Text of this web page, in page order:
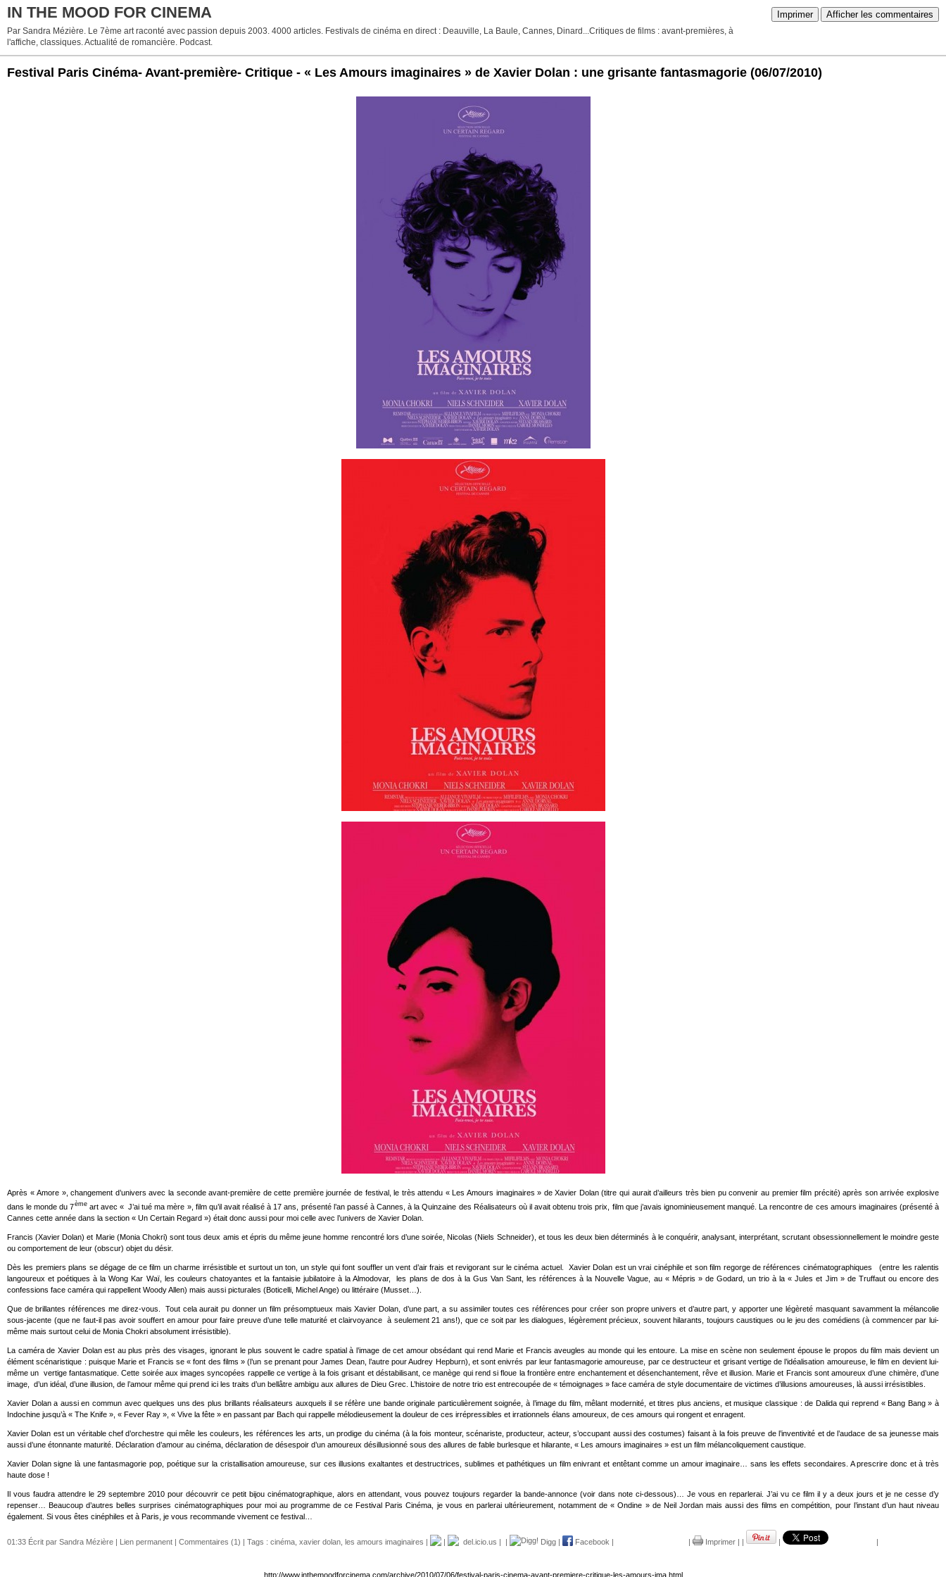
Imprimer Afficher les commentaires
IN THE MOOD FOR CINEMA
Par Sandra Mézière. Le 7ème art raconté avec passion depuis 2003. 4000 articles. Festivals de cinéma en direct : Deauville, La Baule, Cannes, Dinard...Critiques de films : avant-premières, à
l'affiche, classiques. Actualité de romancière. Podcast.
Festival Paris Cinéma- Avant-première- Critique - « Les Amours imaginaires » de Xavier Dolan : une grisante fantasmagorie (06/07/2010)
Après « Amore », changement d’univers avec la seconde avant-première de cette première journée de festival, le très attendu « Les Amours imaginaires » de Xavier Dolan (titre qui aurait d’ailleurs très bien pu convenir au premier film précité) après son arrivée explosive
dans le monde du 7èmeart avec « J’ai tué ma mère », film qu’il avait réalisé à 17 ans, présenté l’an passé à Cannes, à la Quinzaine des Réalisateurs où il avait obtenu trois prix, film que j’avais ignominieusement manqué. La rencontre de ces amours imaginaires (présenté à
Cannes cette année dans la section « Un Certain Regard ») était donc aussi pour moi celle avec l’univers de Xavier Dolan.
Francis (Xavier Dolan) et Marie (Monia Chokri) sont tous deux amis et épris du même jeune homme rencontré lors d’une soirée, Nicolas (Niels Schneider), et tous les deux bien déterminés à le conquérir, analysant, interprétant, scrutant obsessionnellement le moindre geste
ou comportement de leur (obscur) objet du désir.
Dès les premiers plans se dégage de ce film un charme irrésistible et surtout un ton, un style qui font souffler un vent d’air frais et revigorant sur le cinéma actuel. Xavier Dolan est un vrai cinéphile et son film regorge de références cinématographiques (entre les ralentis
langoureux et poétiques à la Wong Kar Waï, les couleurs chatoyantes et la fantaisie jubilatoire à la Almodovar, les plans de dos à la Gus Van Sant, les références à la Nouvelle Vague, au « Mépris » de Godard, un trio à la « Jules et Jim » de Truffaut ou encore des
confessions face caméra qui rappellent Woody Allen) mais aussi picturales (Boticelli, Michel Ange) ou littéraire (Musset…).
Que de brillantes références me direz-vous. Tout cela aurait pu donner un film présomptueux mais Xavier Dolan, d’une part, a su assimiler toutes ces références pour créer son propre univers et d’autre part, y apporter une légèreté masquant savamment la mélancolie
sous-jacente (que ne faut-il pas avoir souffert en amour pour faire preuve d’une telle maturité et clairvoyance à seulement 21 ans!), que ce soit par les dialogues, légèrement précieux, souvent hilarants, toujours caustiques ou le jeu des comédiens (à commencer par lui-
même mais surtout celui de Monia Chokri absolument irrésistible).
La caméra de Xavier Dolan est au plus près des visages, ignorant le plus souvent le cadre spatial à l’image de cet amour obsédant qui rend Marie et Francis aveugles au monde qui les entoure. La mise en scène non seulement épouse le propos du film mais devient un
élément scénaristique : puisque Marie et Francis se « font des films » (l’un se prenant pour James Dean, l’autre pour Audrey Hepburn), et sont enivrés par leur fantasmagorie amoureuse, par ce destructeur et grisant vertige de l’idéalisation amoureuse, le film en devient lui-
même un vertige fantasmatique. Cette soirée aux images syncopées rappelle ce vertige à la fois grisant et déstabilisant, ce manège qui rend si floue la frontière entre enchantement et désenchantement, rêve et illusion. Marie et Francis sont amoureux d’une chimère, d’une
image, d’un idéal, d’une illusion, de l’amour même qui prend ici les traits d’un bellâtre ambigu aux allures de Dieu Grec. L’histoire de notre trio est entrecoupée de « témoignages » face caméra de style documentaire de victimes d’illusions amoureuses, là aussi irrésistibles.
Xavier Dolan a aussi en commun avec quelques uns des plus brillants réalisateurs auxquels il se réfère une bande originale particulièrement soignée, à l’image du film, mêlant modernité, et titres plus anciens, et musique classique : de Dalida qui reprend « Bang Bang » à
Indochine jusqu’à « The Knife », « Fever Ray », « Vive la fête » en passant par Bach qui rappelle mélodieusement la douleur de ces irrépressibles et irrationnels élans amoureux, de ces amours qui rongent et enragent.
Xavier Dolan est un véritable chef d’orchestre qui mêle les couleurs, les références les arts, un prodige du cinéma (à la fois monteur, scénariste, producteur, acteur, s’occupant aussi des costumes) faisant à la fois preuve de l’inventivité et de l’audace de sa jeunesse mais
aussi d’une étonnante maturité. Déclaration d’amour au cinéma, déclaration de désespoir d’un amoureux désillusionné sous des allures de fable burlesque et hilarante, « Les amours imaginaires » est un film mélancoliquement caustique.
Xavier Dolan signe là une fantasmagorie pop, poétique sur la cristallisation amoureuse, sur ces illusions exaltantes et destructrices, sublimes et pathétiques un film enivrant et entêtant comme un amour imaginaire… sans les effets secondaires. A prescrire donc et à très
haute dose !
Il vous faudra attendre le 29 septembre 2010 pour découvrir ce petit bijou cinématographique, alors en attendant, vous pouvez toujours regarder la bande-annonce (voir dans note ci-dessous)… Je vous en reparlerai. J’ai vu ce film il y a deux jours et je ne cesse d’y
repenser… Beaucoup d’autres belles surprises cinématographiques pour moi au programme de ce Festival Paris Cinéma, je vous en parlerai ultérieurement, notamment de « Ondine » de Neil Jordan mais aussi des films en compétition, pour l’instant d’un haut niveau
également. Si vous êtes cinéphiles et à Paris, je vous recommande vivement ce festival…
01:33 Écrit par Sandra Mézière | Lien permanent | Commentaires (1) | Tags : cinéma xavier dolan les amours imaginaires | | del.icio.us | | Digg | Facebook | | Imprimer | | | |
http://www.inthemoodforcinema.com/archive/2010/07/06/festival-paris-cinema-avant-premiere-critique-les-amours-ima.html